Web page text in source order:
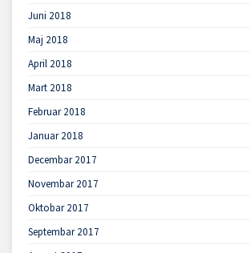
Juni 2018
Maj 2018
April 2018
Mart 2018
Februar 2018
Januar 2018
Decembar 2017
Novembar 2017
Oktobar 2017
Septembar 2017